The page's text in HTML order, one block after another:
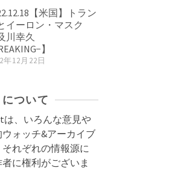
【米国】トラン
イーロン・マスク
川幸久
】
年12月22日
ついて
は、いろんな意見や
ウォッチ&アーカイブ
れぞれの情報源に
に権利がございま